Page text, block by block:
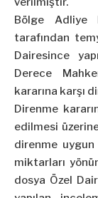
Bölge Adliye
tarafından
Dairesince
Derece
kararına karşı
Direnme
edilmesi
direnme
miktarları
dosya Özel